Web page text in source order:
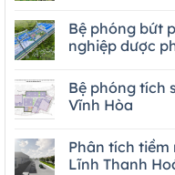
Bệ phóng bứt
nghiệp dược
Bệ phóng tích
Vĩnh Hòa
Phân tích tiềm
Lĩnh Thanh